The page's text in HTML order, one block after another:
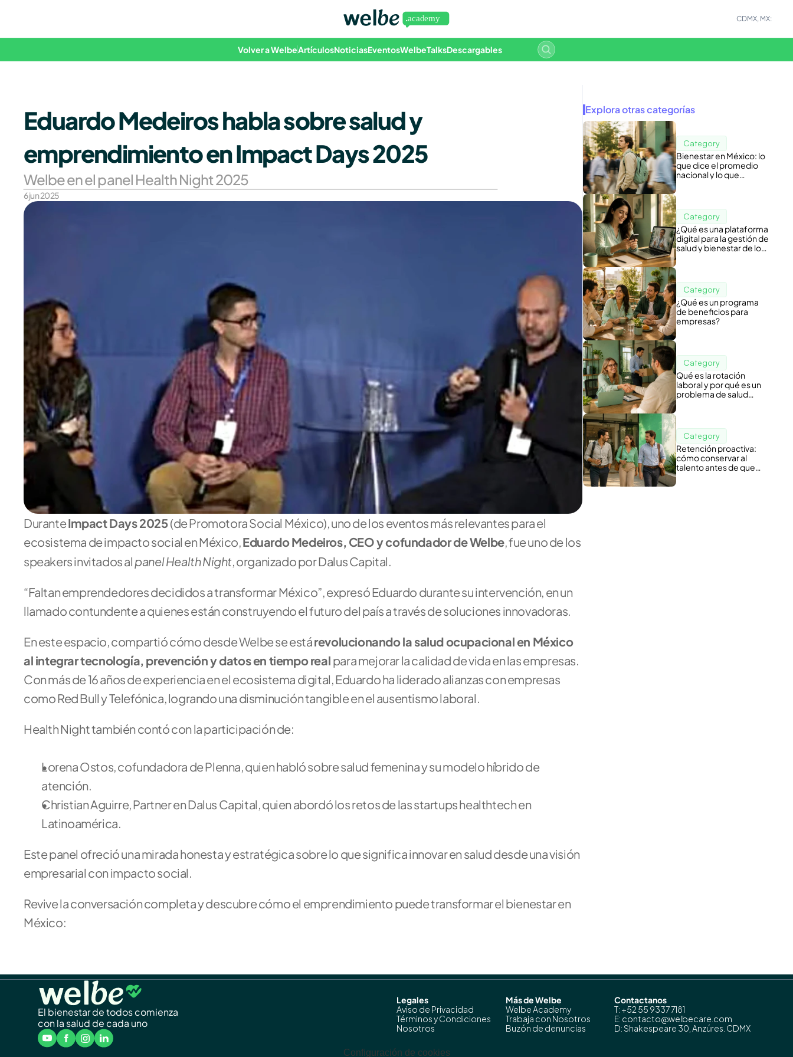
CDMX, MX:
Volver a WelbeArtículosNoticiasEventosWelbeTalksDescargables
Eduardo Medeiros habla sobre salud y
emprendimiento en Impact Days 2025
Welbe en el panel Health Night 2025
6 jun 2025
Durante Impact Days 2025 (de Promotora Social México), uno de los eventos más relevantes para el
ecosistema de impacto social en México, Eduardo Medeiros, CEO y cofundador de Welbe, fue uno de los
speakers invitados al panel Health Night, organizado por Dalus Capital.
“Faltan emprendedores decididos a transformar México”, expresó Eduardo durante su intervención, en un
llamado contundente a quienes están construyendo el futuro del país a través de soluciones innovadoras.
En este espacio, compartió cómo desde Welbe se está revolucionando la salud ocupacional en México
al integrar tecnología, prevención y datos en tiempo real para mejorar la calidad de vida en las empresas.
Con más de 16 años de experiencia en el ecosistema digital, Eduardo ha liderado alianzas con empresas
como Red Bull y Telefónica, logrando una disminución tangible en el ausentismo laboral.
Health Night también contó con la participación de:
Lorena Ostos, cofundadora de Plenna, quien habló sobre salud femenina y su modelo híbrido de
atención.
Christian Aguirre, Partner en Dalus Capital, quien abordó los retos de las startups healthtech en
Latinoamérica.
Este panel ofreció una mirada honesta y estratégica sobre lo que significa innovar en salud desde una visión
empresarial con impacto social.
Revive la conversación completa y descubre cómo el emprendimiento puede transformar el bienestar en
México:
Explora otras categorías
Category
Bienestar en México: lo
que dice el promedio
nacional y lo que
Category
¿Qué es una plataforma
digital para la gestión de
salud y bienestar de los
Category
¿Qué es un programa
de beneficios para
empresas?
Category
Qué es la rotación
laboral y por qué es un
problema de salud
Category
Retención proactiva:
cómo conservar al
talento antes de que
El bienestar de todos comienza
con la salud de cada uno
Legales
Aviso de Privacidad
Términos y Condiciones
Nosotros
Más de Welbe
Welbe Academy
Trabaja con Nosotros
Buzón de denuncias
Contactanos
T: +52 55 9337 7181
E: contacto@welbecare.com
D: Shakespeare 30, Anzúres. CDMX
Configuración de cookies